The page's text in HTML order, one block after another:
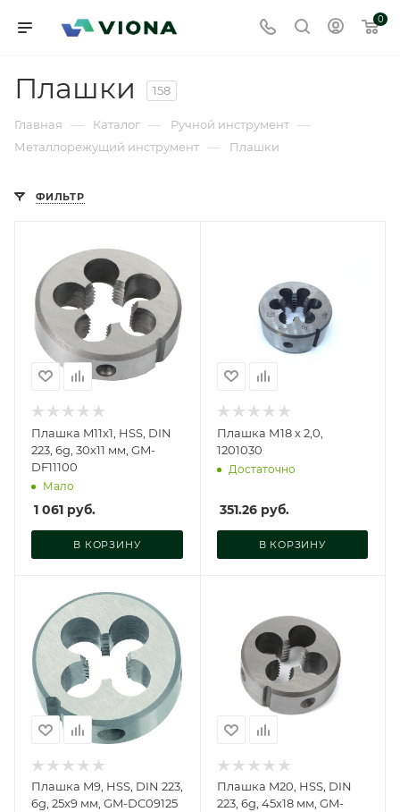
0
Плашки 158
Главная — Каталог — Ручной инструмент —
Металлорежущий инструмент — Плашки
ФИЛЬТР
Плашка M11x1, HSS, DIN
223, 6g, 30х11 мм, GM-
DF11100
Мало
1 061 руб.
В КОРЗИНУ
Плашка М18 х 2,0,
1201030
Достаточно
351.26руб.
В КОРЗИНУ
Плашка M9, HSS, DIN 223,
6g, 25x9 мм, GM-DC09125
Плашка M20, HSS, DIN
223, 6g, 45x18 мм, GM-